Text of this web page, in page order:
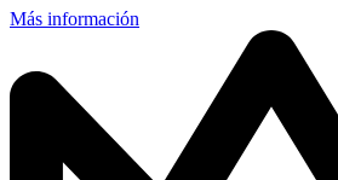
Más información